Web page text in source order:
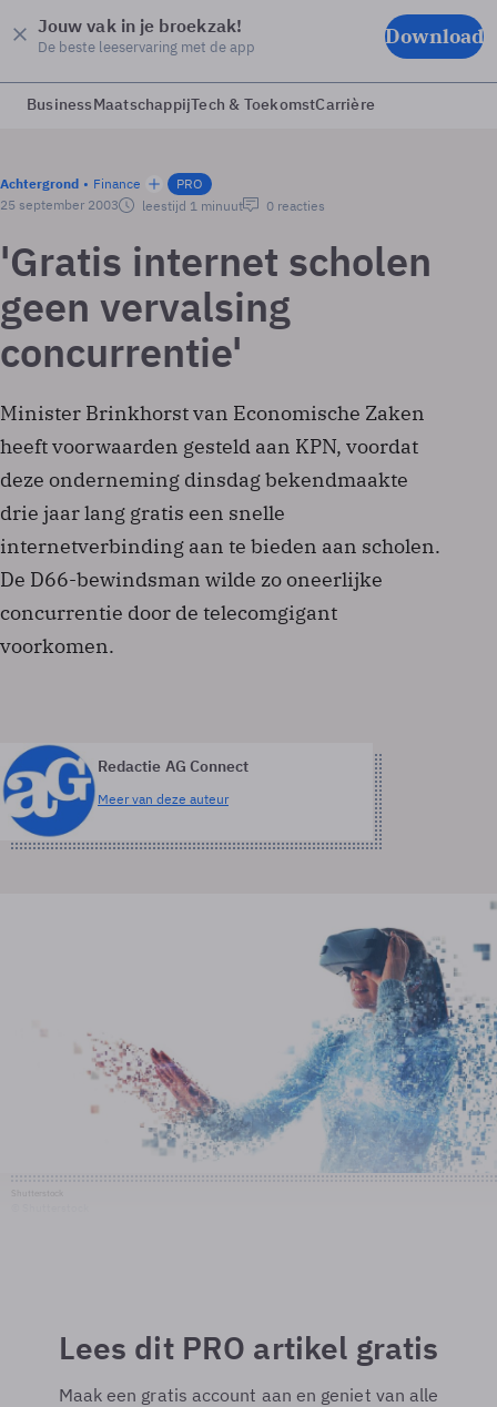
Jouw vak in je broekzak!
De beste leeservaring met de app Download
BusinessMaatschappijTech & ToekomstCarrière
Achtergrond Finance
PRO
25 september 2003
leestijd 1 minuut 0 reacties
'Gratis internet scholen
geen vervalsing
concurrentie'
Minister Brinkhorst van Economische Zaken
heeft voorwaarden gesteld aan KPN, voordat
deze onderneming dinsdag bekendmaakte
drie jaar lang gratis een snelle
internetverbinding aan te bieden aan scholen.
De D66-bewindsman wilde zo oneerlijke
concurrentie door de telecomgigant
voorkomen.
Redactie AG Connect
Meer van deze auteur
Lees dit PRO artikel gratis
Maak een gratis account aan en geniet van alle